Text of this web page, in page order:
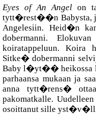
Eyes of An Angel on
tytt�rest��n Babysta,
Angelesiin. Heid�n
dobermanni.
koiratappeluun. Koira
Sitke� dobermanni
Baby l�yt�� heikossa
parhaansa mukaan ja
anna tytt�rens�
pakomatkalle.
osoittanut sille